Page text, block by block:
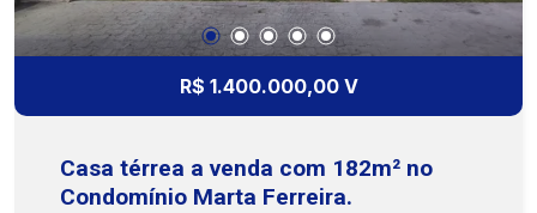
R$ 1.400.000,00 V
Casa térrea a venda com 182m² no
Condomínio Marta Ferreira.